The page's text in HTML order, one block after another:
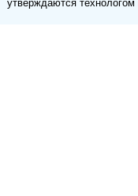
утверждаются